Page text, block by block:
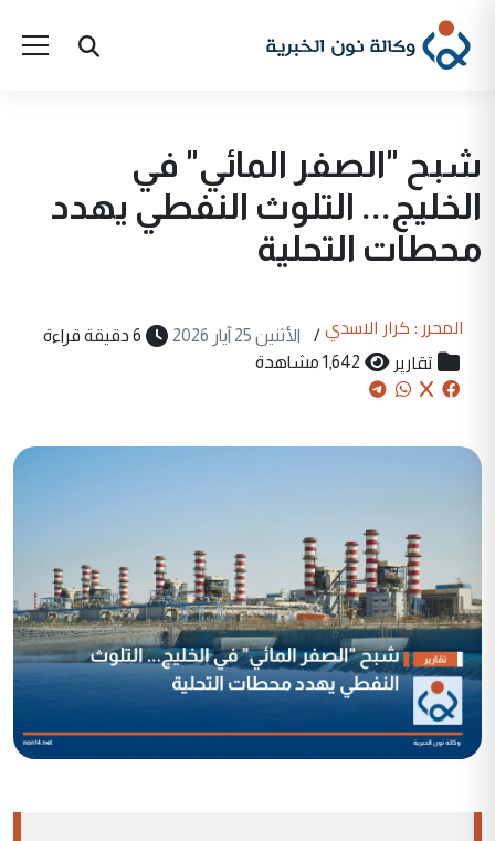
شبح "الصفر المائي" في
الخليج... التلوث النفطي يهدد
محطات التحلية
المحرر : كرار الاسدي / الأثنين 25 آيار 2026 6 دقيقة قراءة
تقارير 1,642 مشاهدة